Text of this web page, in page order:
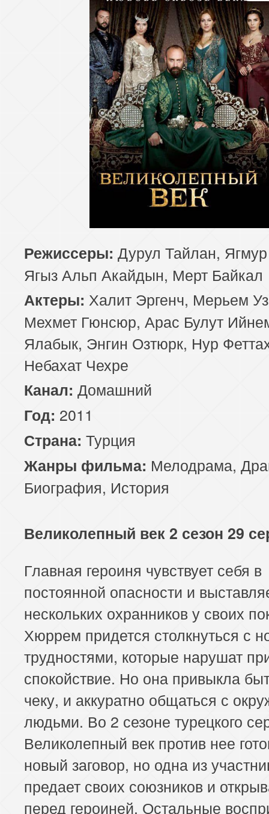
Режиссеры: Дурул Тайлан,
Ягыз Альп Акайдын, Мерт Байкал
Актеры: Халит Эргенч, Мерьем
Мехмет Гюнсюр, Арас Булут
Ялабык, Энгин Озтюрк, Нур
Небахат Чехре
Канал: Домашний
Год: 2011
Страна: Турция
Жанры фильма: Мелодрама,
Биография, История
Великолепный век 2 сезон 29
Главная героиня чувствует себя в
постоянной опасности и
нескольких охранников у своих
Хюррем придется столкнуться с
трудностями, которые нарушат
спокойствие. Но она привыкла
чеку, и аккуратно общаться с
людьми. Во 2 сезоне турецкого
Великолепный век против нее
новый заговор, но одна из
предает своих союзников и
перед героиней. Остальные